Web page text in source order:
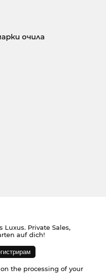
очила
Private Sales,
auf dich!
the processing of your